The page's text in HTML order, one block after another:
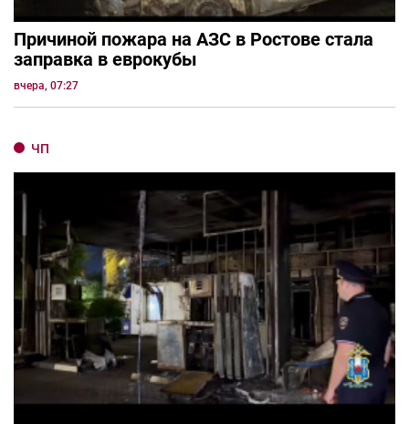
Причиной пожара на АЗС в Ростове стала
заправка в еврокубы
вчера, 07:27
ЧП